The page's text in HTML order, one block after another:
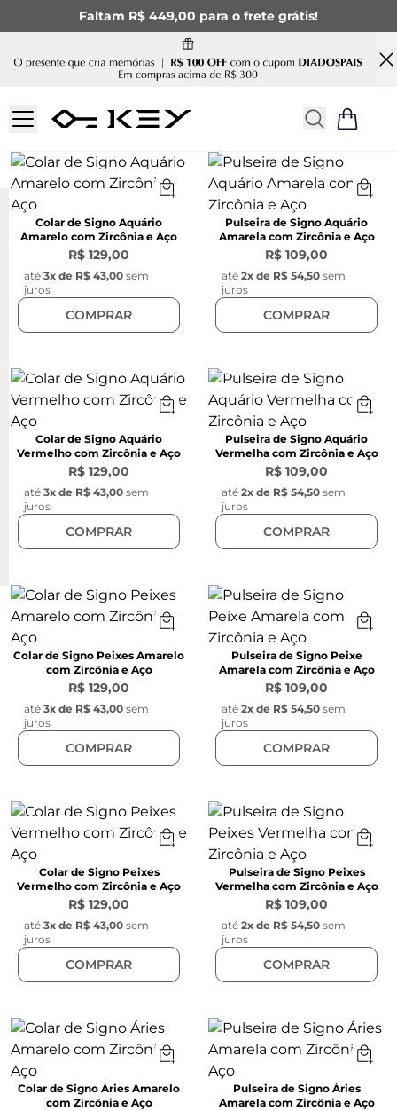
Faltam R$ 449,00 para o frete grátis!
Colar de Signo Aquário
Amarelo com Zircônia e Aço
R$ 129,00
até 3x de R$ 43,00 sem
juros
COMPRAR
Pulseira de Signo Aquário
Amarela com Zircônia e Aço
R$ 109,00
até 2x de R$ 54,50 sem
juros
COMPRAR
Colar de Signo Aquário
Vermelho com Zircônia e Aço
R$ 129,00
até 3x de R$ 43,00 sem
juros
COMPRAR
Pulseira de Signo Aquário
Vermelha com Zircônia e Aço
R$ 109,00
até 2x de R$ 54,50 sem
juros
COMPRAR
Colar de Signo Peixes Amarelo
com Zircônia e Aço
R$ 129,00
até 3x de R$ 43,00 sem
juros
COMPRAR
Pulseira de Signo Peixe
Amarela com Zircônia e Aço
R$ 109,00
até 2x de R$ 54,50 sem
juros
COMPRAR
Colar de Signo Peixes
Vermelho com Zircônia e Aço
R$ 129,00
até 3x de R$ 43,00 sem
juros
COMPRAR
Pulseira de Signo Peixes
Vermelha com Zircônia e Aço
R$ 109,00
até 2x de R$ 54,50 sem
juros
COMPRAR
Colar de Signo Áries Amarelo
com Zircônia e Aço
Pulseira de Signo Áries
Amarela com Zircônia e Aço